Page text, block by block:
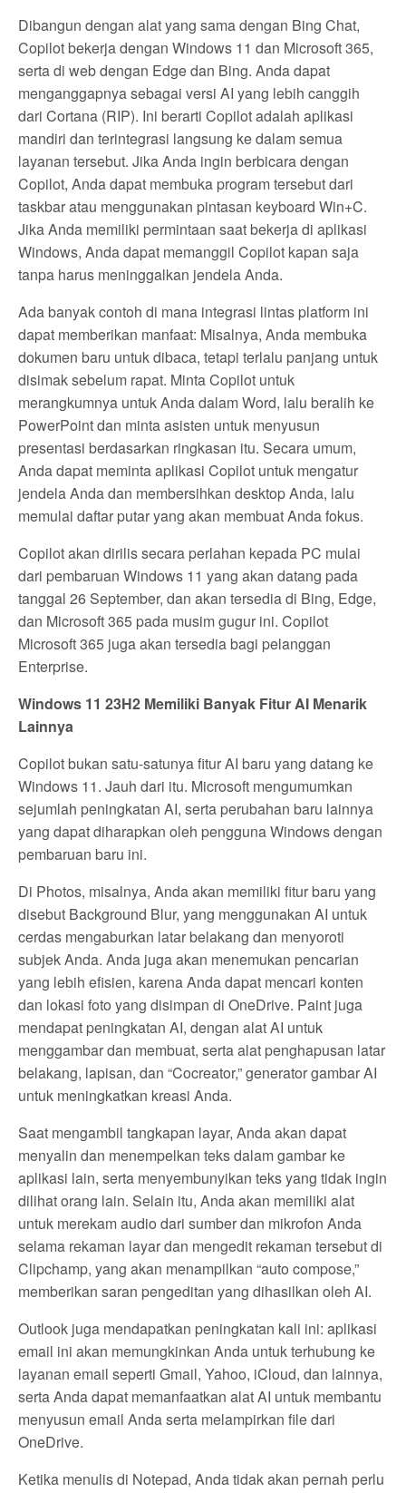
Dibangun dengan alat yang sama dengan Bing Chat,
Copilot bekerja dengan Windows 11 dan Microsoft 365,
serta di web dengan Edge dan Bing. Anda dapat
menganggapnya sebagai versi AI yang lebih canggih
dari Cortana (RIP). Ini berarti Copilot adalah aplikasi
mandiri dan terintegrasi langsung ke dalam semua
layanan tersebut. Jika Anda ingin berbicara dengan
Copilot, Anda dapat membuka program tersebut dari
taskbar atau menggunakan pintasan keyboard Win+C.
Jika Anda memiliki permintaan saat bekerja di aplikasi
Windows, Anda dapat memanggil Copilot kapan saja
tanpa harus meninggalkan jendela Anda.
Ada banyak contoh di mana integrasi lintas platform ini
dapat memberikan manfaat: Misalnya, Anda membuka
dokumen baru untuk dibaca, tetapi terlalu panjang untuk
disimak sebelum rapat. Minta Copilot untuk
merangkumnya untuk Anda dalam Word, lalu beralih ke
PowerPoint dan minta asisten untuk menyusun
presentasi berdasarkan ringkasan itu. Secara umum,
Anda dapat meminta aplikasi Copilot untuk mengatur
jendela Anda dan membersihkan desktop Anda, lalu
memulai daftar putar yang akan membuat Anda fokus.
Copilot akan dirilis secara perlahan kepada PC mulai
dari pembaruan Windows 11 yang akan datang pada
tanggal 26 September, dan akan tersedia di Bing, Edge,
dan Microsoft 365 pada musim gugur ini. Copilot
Microsoft 365 juga akan tersedia bagi pelanggan
Enterprise.
Windows 11 23H2 Memiliki Banyak Fitur AI Menarik
Lainnya
Copilot bukan satu-satunya fitur AI baru yang datang ke
Windows 11. Jauh dari itu. Microsoft mengumumkan
sejumlah peningkatan AI, serta perubahan baru lainnya
yang dapat diharapkan oleh pengguna Windows dengan
pembaruan baru ini.
Di Photos, misalnya, Anda akan memiliki fitur baru yang
disebut Background Blur, yang menggunakan AI untuk
cerdas mengaburkan latar belakang dan menyoroti
subjek Anda. Anda juga akan menemukan pencarian
yang lebih efisien, karena Anda dapat mencari konten
dan lokasi foto yang disimpan di OneDrive. Paint juga
mendapat peningkatan AI, dengan alat AI untuk
menggambar dan membuat, serta alat penghapusan latar
belakang, lapisan, dan “Cocreator,” generator gambar AI
untuk meningkatkan kreasi Anda.
Saat mengambil tangkapan layar, Anda akan dapat
menyalin dan menempelkan teks dalam gambar ke
aplikasi lain, serta menyembunyikan teks yang tidak ingin
dilihat orang lain. Selain itu, Anda akan memiliki alat
untuk merekam audio dari sumber dan mikrofon Anda
selama rekaman layar dan mengedit rekaman tersebut di
Clipchamp, yang akan menampilkan “auto compose,”
memberikan saran pengeditan yang dihasilkan oleh AI.
Outlook juga mendapatkan peningkatan kali ini: aplikasi
email ini akan memungkinkan Anda untuk terhubung ke
layanan email seperti Gmail, Yahoo, iCloud, dan lainnya,
serta Anda dapat memanfaatkan alat AI untuk membantu
menyusun email Anda serta melampirkan file dari
OneDrive.
Ketika menulis di Notepad, Anda tidak akan pernah perlu